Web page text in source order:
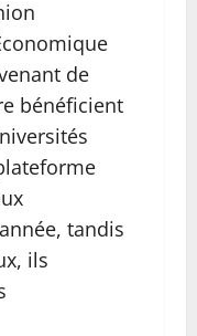
de
bénéficient
tandis
ils